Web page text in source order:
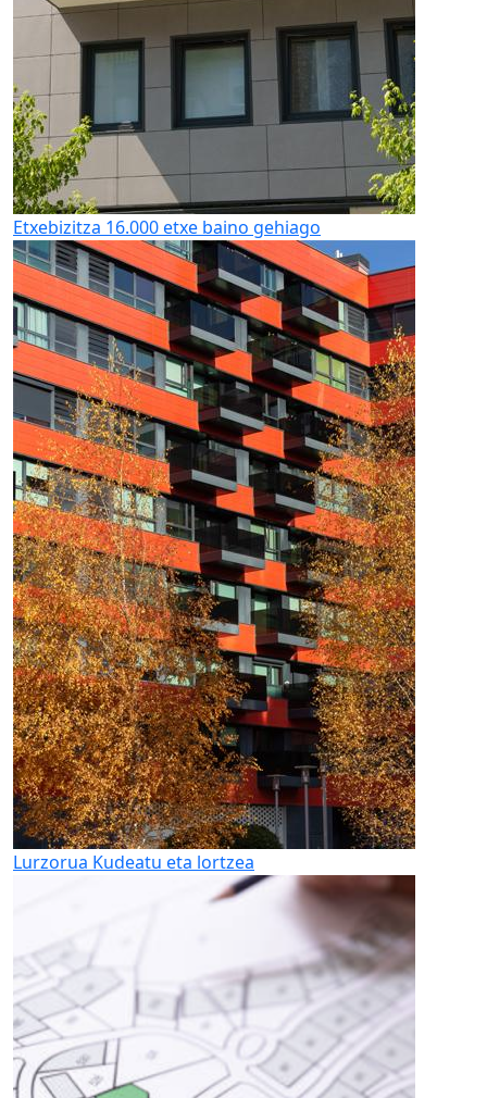
Etxebizitza 16.000 etxe baino gehiago
Lurzorua Kudeatu eta lortzea